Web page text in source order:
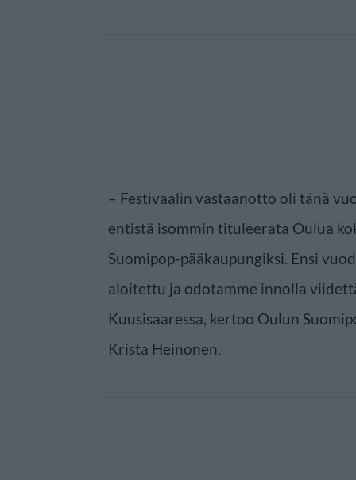
– Festivaalin vastaanotto oli tänä
entistä isommin tituleerata Oulua
Suomipop-pääkaupungiksi. Ensi
aloitettu ja odotamme innolla
Kuusisaaressa, kertoo Oulun
Krista Heinonen.